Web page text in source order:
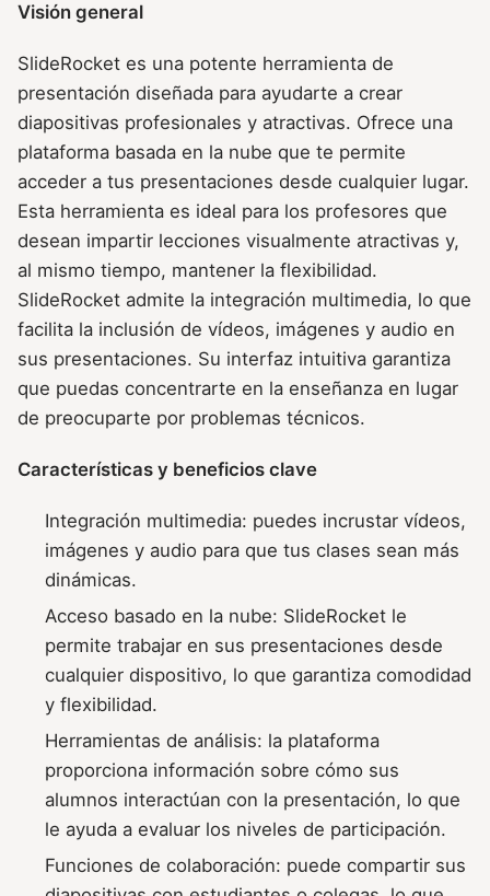
Visión general
SlideRocket es una potente herramienta de
presentación diseñada para ayudarte a crear
diapositivas profesionales y atractivas. Ofrece una
plataforma basada en la nube que te permite
acceder a tus presentaciones desde cualquier lugar.
Esta herramienta es ideal para los profesores que
desean impartir lecciones visualmente atractivas y,
al mismo tiempo, mantener la flexibilidad.
SlideRocket admite la integración multimedia, lo que
facilita la inclusión de vídeos, imágenes y audio en
sus presentaciones. Su interfaz intuitiva garantiza
que puedas concentrarte en la enseñanza en lugar
de preocuparte por problemas técnicos.
Características y beneficios clave
Integración multimedia: puedes incrustar vídeos,
imágenes y audio para que tus clases sean más
dinámicas.
Acceso basado en la nube: SlideRocket le
permite trabajar en sus presentaciones desde
cualquier dispositivo, lo que garantiza comodidad
y flexibilidad.
Herramientas de análisis: la plataforma
proporciona información sobre cómo sus
alumnos interactúan con la presentación, lo que
le ayuda a evaluar los niveles de participación.
Funciones de colaboración: puede compartir sus